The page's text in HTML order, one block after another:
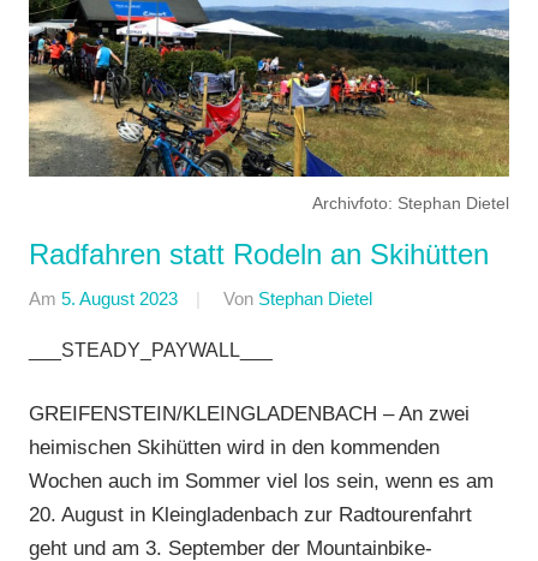
Archivfoto: Stephan Dietel
Radfahren statt Rodeln an Skihütten
Am 5. August 2023 Von Stephan Dietel
Radtourenfahren
(RTF),
RSG
Buchenau,
Vereine
___STEADY_PAYWALL___
GREIFENSTEIN/KLEINGLADENBACH – An zwei
heimischen Skihütten wird in den kommenden
Wochen auch im Sommer viel los sein, wenn es am
20. August in Kleingladenbach zur Radtourenfahrt
geht und am 3. September der Mountainbike-